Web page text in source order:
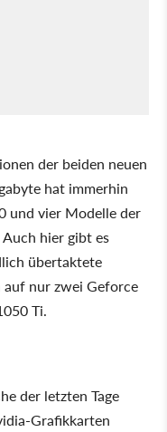
der beiden neuen
hat immerhin
und vier Modelle der
hier gibt es
übertaktete
nur zwei Geforce
Ti.
der letzten Tage
Grafikkarten